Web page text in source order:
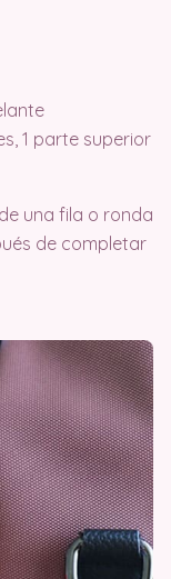
1 parte superior
una fila o ronda
de completar